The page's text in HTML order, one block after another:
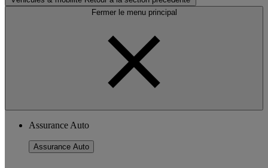
Fermer le menu principal
Assurance Auto
Assurance Auto